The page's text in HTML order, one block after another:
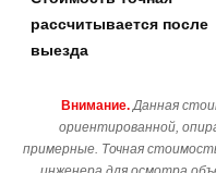
рассчитывается после
выезда
Внимание. Данная
ориентированной,
примерные. Точная